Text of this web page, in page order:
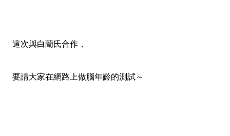
這次與白蘭氏合作，
要請大家在網路上做腦年齡的測試～